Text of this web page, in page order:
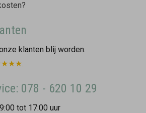
klanten blij worden.
078 - 620 10 29
tot 17:00 uur